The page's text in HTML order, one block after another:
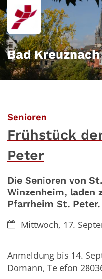
Zum Inhalt springen
Bad
Senioren
Frühstück
Peter
Die Senioren von
Winzenheim, laden
Pfarrheim St. Peter.
Datum:Mittwoch, 17.
Anmeldung bis 14.
Domann, Telefon